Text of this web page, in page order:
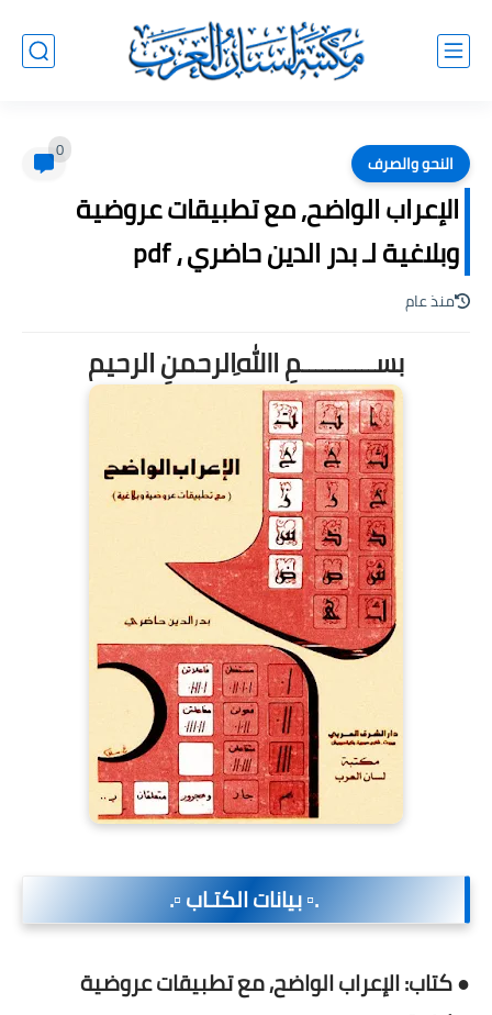
النحو والصرف 0
الإعراب الواضح, مع تطبيقات عروضية
وبلاغية لـ بدر الدين حاضري ، pdf
منذ عام
بســـــــــــمِ اﷲِالرحمنِ الرحيم
.▫️ بيانات الكتـاب ▫️.
● كتاب: الإعراب الواضح, مع تطبيقات عروضية